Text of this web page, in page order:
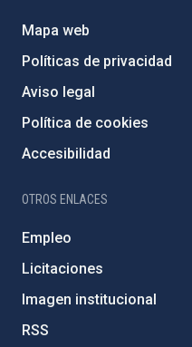
Mapa web
Políticas de privacidad
Aviso legal
Política de cookies
Accesibilidad
OTROS ENLACES
Empleo
Licitaciones
Imagen institucional
RSS